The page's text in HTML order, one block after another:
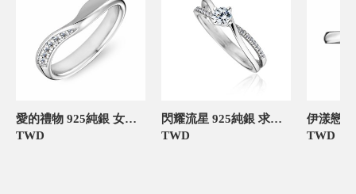
愛的禮物 925純銀 女款定情對戒
TWD
閃耀流星 925純銀 求婚訂婚戒
TWD
TWD